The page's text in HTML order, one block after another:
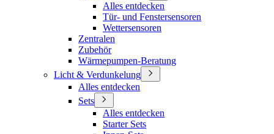
Alles entdecken
Tür- und Fenstersensoren
Wettersensoren
Zentralen
Zubehör
Wärmepumpen-Beratung
Licht & Verdunkelung
Alles entdecken
Sets
Alles entdecken
Starter Sets